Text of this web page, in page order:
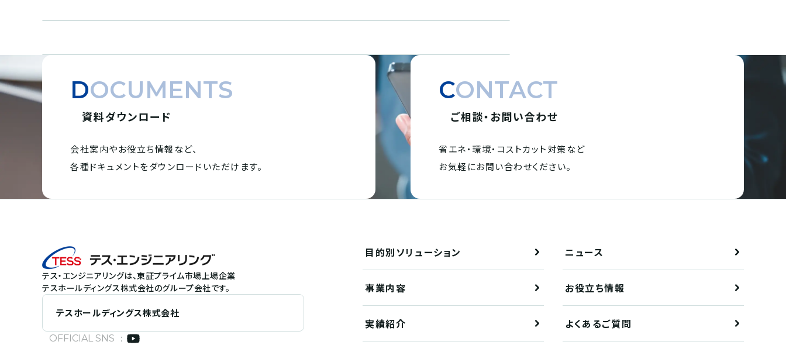
DOCUMENTS
資料ダウンロード
会社案内やお役立ち情報など、
各種ドキュメントをダウンロードいただけます。
CONTACT
ご相談・お問い合わせ
省エネ・環境・ コストカット対策など
お気軽にお問い合わせください。
テス・エンジニアリングは、東証プライム市場上場企業
テスホールディングス株式会社のグループ会社です。
テスホールディングス株式会社
OFFICIAL SNS ：
目的別ソリューション ニュース
事業内容 お役立ち情報
実績紹介 よくあるご質問